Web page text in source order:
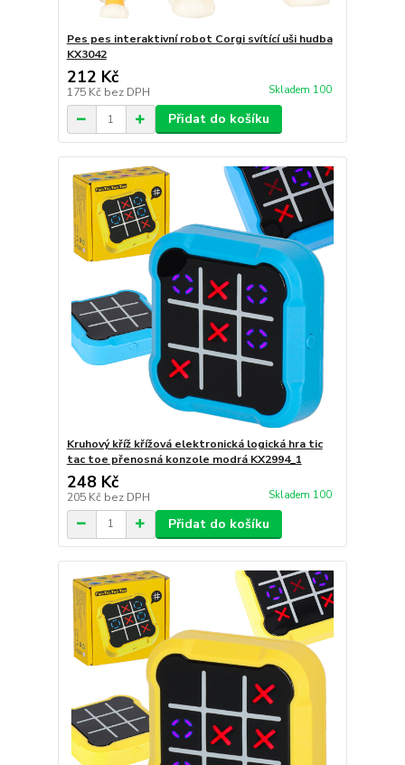
Pes pes interaktivní robot Corgi svítící uši hudba
KX3042
212 Kč
175 Kč bez DPH Skladem 100
Přidat do košíku
Kruhový kříž křížová elektronická logická hra tic
tac toe přenosná konzole modrá KX2994_1
248 Kč
205 Kč bez DPH Skladem 100
Přidat do košíku